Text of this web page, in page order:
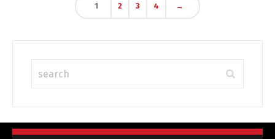
1 2 3 4 →